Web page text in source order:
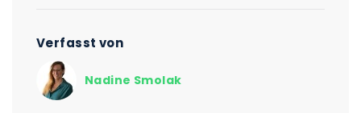
Verfasst von
Nadine Smolak